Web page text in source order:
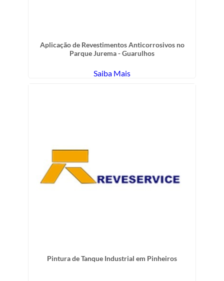
Aplicação de Revestimentos Anticorrosivos no
Parque Jurema - Guarulhos
Saiba Mais
Pintura de Tanque Industrial em Pinheiros